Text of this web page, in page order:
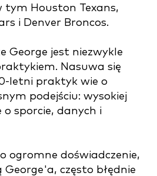
tym Houston Texans,
i Denver Broncos.
George jest niezwykle
Nasuwa się
letni praktyk wie o
podejściu: wysokiej
o sporcie, danych i
ogromne doświadczenie,
często błędnie